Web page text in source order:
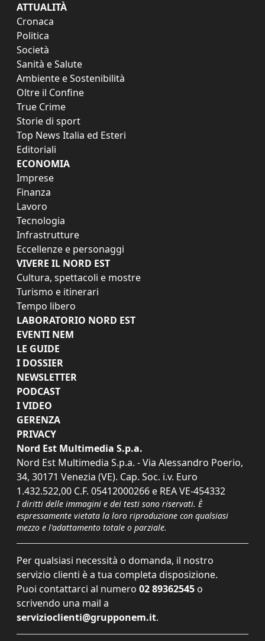
ATTUALITÀ
Cronaca
Politica
Società
Sanità e Salute
Ambiente e Sostenibilità
Oltre il Confine
True Crime
Storie di sport
Top News Italia ed Esteri
Editoriali
ECONOMIA
Imprese
Finanza
Lavoro
Tecnologia
Infrastrutture
Eccellenze e personaggi
VIVERE IL NORD EST
Cultura, spettacoli e mostre
Turismo e itinerari
Tempo libero
LABORATORIO NORD EST
EVENTI NEM
LE GUIDE
I DOSSIER
NEWSLETTER
PODCAST
I VIDEO
GERENZA
PRIVACY
Nord Est Multimedia S.p.a.
Nord Est Multimedia S.p.a. - Via Alessandro Poerio,
34, 30171 Venezia (VE). Cap. Soc. i.v. Euro
1.432.522,00 C.F. 05412000266 e REA VE-454332
I diritti delle immagini e dei testi sono riservati. È
espressamente vietata la loro riproduzione con qualsiasi
mezzo e l'adattamento totale o parziale.
Per qualsiasi necessità o domanda, il nostro
servizio clienti è a tua completa disposizione.
Puoi contattarci al numero 02 89362545 o
scrivendo una mail a
servizioclienti@grupponem.it.